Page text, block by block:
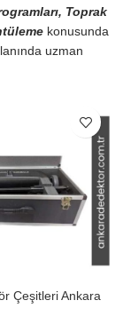
Toprak
konusunda
uzman
Çeşitleri Ankara